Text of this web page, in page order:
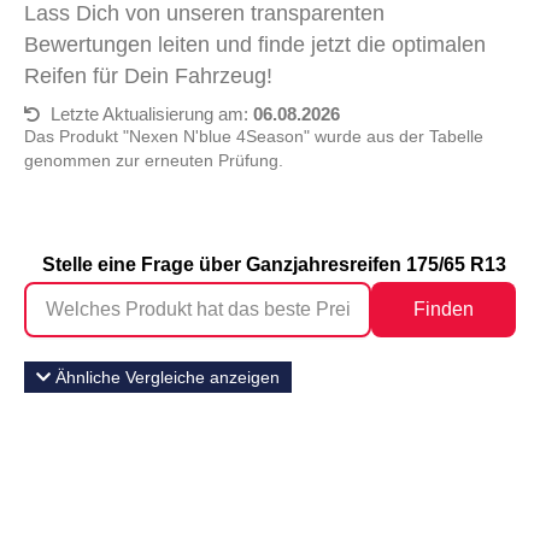
Lass Dich von unseren transparenten
Bewertungen leiten und finde jetzt die optimalen
Reifen für Dein Fahrzeug!
Letzte Aktualisierung am: 06.08.2026
Das Produkt "Nexen N'blue 4Season" wurde aus der Tabelle
genommen zur erneuten Prüfung.
Stelle eine Frage über Ganzjahresreifen 175/65 R13
Finden
Ähnliche Vergleiche anzeigen